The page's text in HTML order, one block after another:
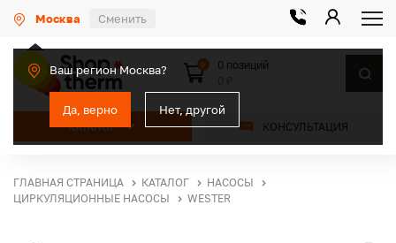
Москва Сменить
Ваш регион Москва?
Да, верно Нет, другой
КАТАЛОГ КОНСУЛЬТАЦИЯ
0
0 позиций
ГЛАВНАЯ СТРАНИЦА КАТАЛОГ
НАСОСЫ
ЦИРКУЛЯЦИОННЫЕ НАСОСЫ
WESTER